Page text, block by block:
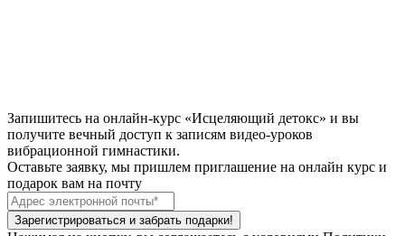
Запишитесь на онлайн-курс «Исцеляющий детокс» и вы
получите вечный доступ к записям видео-уроков
вибрационной гимнастики.
Оставьте заявку, мы пришлем приглашение на онлайн курс и
подарок вам на почту
Зарегистрироваться и забрать подарки!